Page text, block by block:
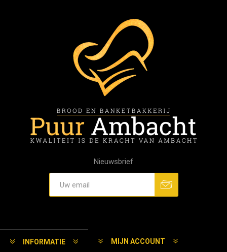
Nieuwsbrief
INFORMATIE MIJN ACCOUNT